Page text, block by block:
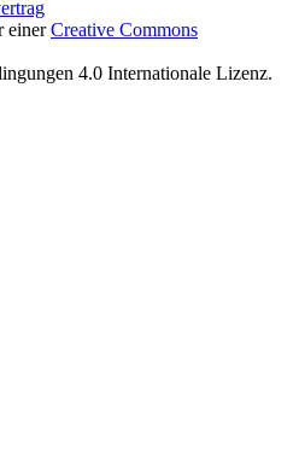
einerCreative Commons
4.0 Internationale Lizenz.